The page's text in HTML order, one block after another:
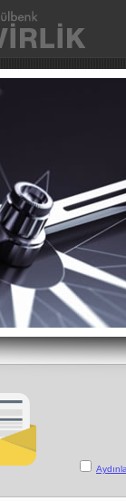
Ana